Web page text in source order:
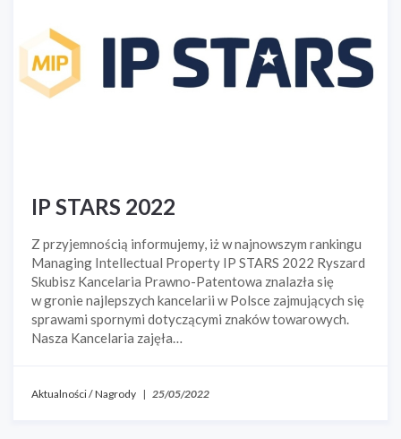
IP STARS 2022
Z przyjemnością informujemy, iż w najnowszym rankingu
Managing Intellectual Property IP STARS 2022 Ryszard
Skubisz Kancelaria Prawno-Patentowa znalazła się
w gronie najlepszych kancelarii w Polsce zajmujących się
sprawami spornymi dotyczącymi znaków towarowych.
Nasza Kancelaria zajęła…
Aktualności/Nagrody | 25/05/2022